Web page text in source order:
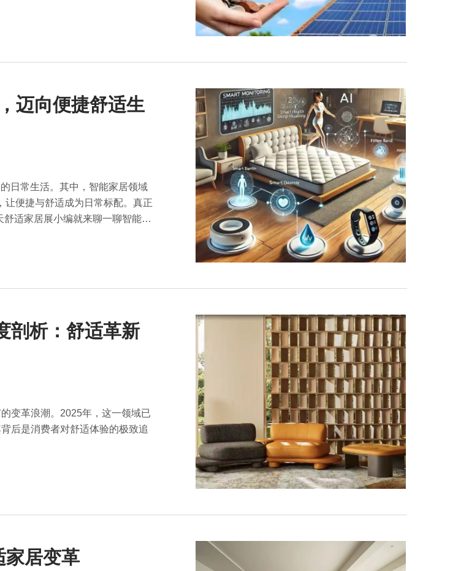
迈向便捷舒适生
日常生活。其中，智能家居领域
让便捷与舒适成为日常标配。真正
舒适家居展小编就来聊一聊智能家
剖析：舒适革新
变革浪潮。2025年，这一领域已
后是消费者对舒适体验的极致追
家居变革